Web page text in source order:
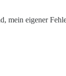
mein eigener